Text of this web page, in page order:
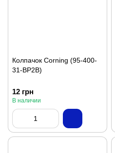
Колпачок Corning (95-400-
31-BP2B)
12 грн
В наличии